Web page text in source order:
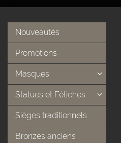
Nouveautés
Promotions
Masques
Statues et Fétiches
Sièges traditionnels
Bronzes anciens